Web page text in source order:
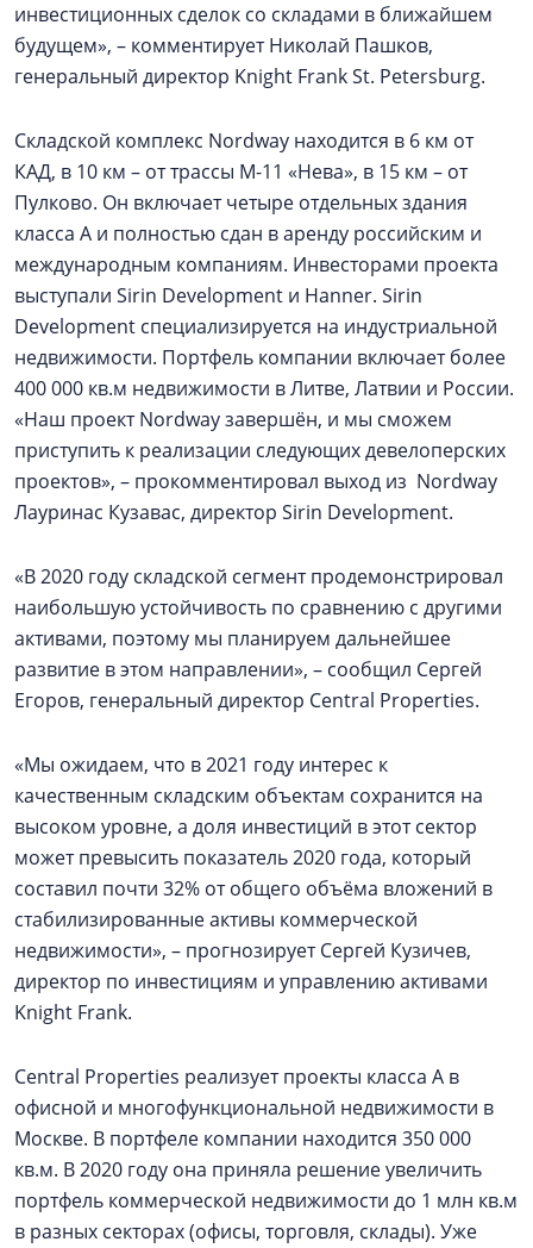
инвестиционных сделок со складами в ближайшем
будущем», – комментирует Николай Пашков,
генеральный директор Knight Frank St. Petersburg.
Складской комплекс Nordway находится в 6 км от
КАД, в 10 км – от трассы М-11 «Нева», в 15 км – от
Пулково. Он включает четыре отдельных здания
класса А и полностью сдан в аренду российским и
международным компаниям. Инвесторами проекта
выступали Sirin Development и Hanner. Sirin
Development специализируется на индустриальной
недвижимости. Портфель компании включает более
400 000 кв.м недвижимости в Литве, Латвии и России.
«Наш проект Nordway завершён, и мы сможем
приступить к реализации следующих девелоперских
проектов», – прокомментировал выход из Nordway
Лауринас Кузавас, директор Sirin Development.
«В 2020 году складской сегмент продемонстрировал
наибольшую устойчивость по сравнению с другими
активами, поэтому мы планируем дальнейшее
развитие в этом направлении», – сообщил Сергей
Егоров, генеральный директор Central Properties.
«Мы ожидаем, что в 2021 году интерес к
качественным складским объектам сохранится на
высоком уровне, а доля инвестиций в этот сектор
может превысить показатель 2020 года, который
составил почти 32% от общего объёма вложений в
стабилизированные активы коммерческой
недвижимости», – прогнозирует Сергей Кузичев,
директор по инвестициям и управлению активами
Knight Frank.
Central Properties реализует проекты класса А в
офисной и многофункциональной недвижимости в
Москве. В портфеле компании находится 350 000
кв.м. В 2020 году она приняла решение увеличить
портфель коммерческой недвижимости до 1 млн кв.м
в разных секторах (офисы, торговля, склады). Уже